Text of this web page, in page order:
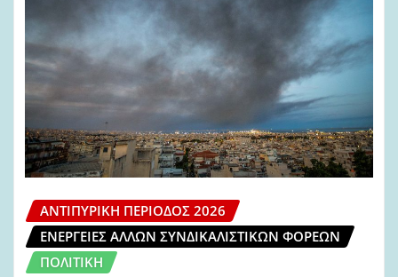
ΑΝΤΙΠΥΡΙΚΉ ΠΕΡΊΟΔΟΣ 2026
ΕΝΈΡΓΕΙΕΣ ΆΛΛΩΝ ΣΥΝΔΙΚΑΛΙΣΤΙΚΏΝ ΦΟΡΈΩΝ
ΠΟΛΙΤΙΚΉ